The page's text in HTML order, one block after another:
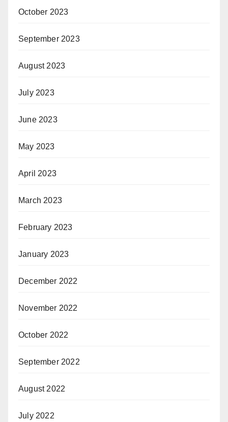
October 2023
September 2023
August 2023
July 2023
June 2023
May 2023
April 2023
March 2023
February 2023
January 2023
December 2022
November 2022
October 2022
September 2022
August 2022
July 2022